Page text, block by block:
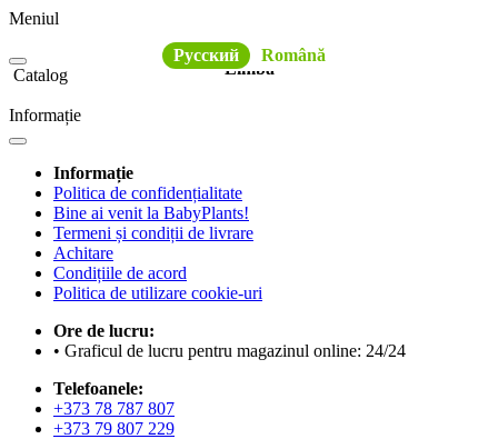
Meniul
Limba
Русский
Română
Catalog
Informație
Informație
Politica de confidențialitate
Bine ai venit la BabyPlants!
Termeni și condiții de livrare
Achitare
Condițiile de acord
Politica de utilizare cookie-uri
Ore de lucru:
• Graficul de lucru pentru magazinul online: 24/24
Telefoanele:
+373 78 787 807
+373 79 807 229